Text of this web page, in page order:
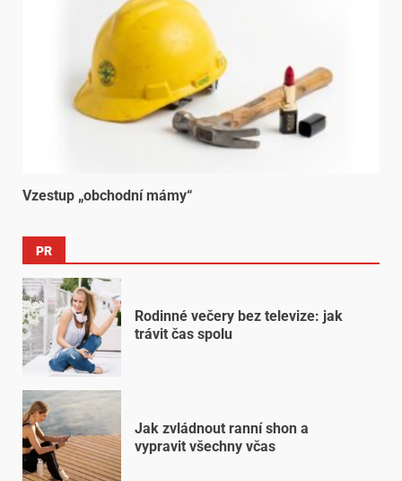
Vzestup „obchodní mámy“
PR
Rodinné večery bez televize: jak
trávit čas spolu
Jak zvládnout ranní shon a
vypravit všechny včas